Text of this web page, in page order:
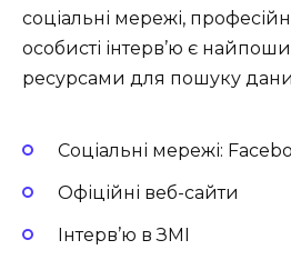
соціальні мережі,
особисті інтерв’ю є
ресурсами для пошуку
Соціальні мережі:
Офіційні веб-сайти
Інтерв’ю в ЗМІ